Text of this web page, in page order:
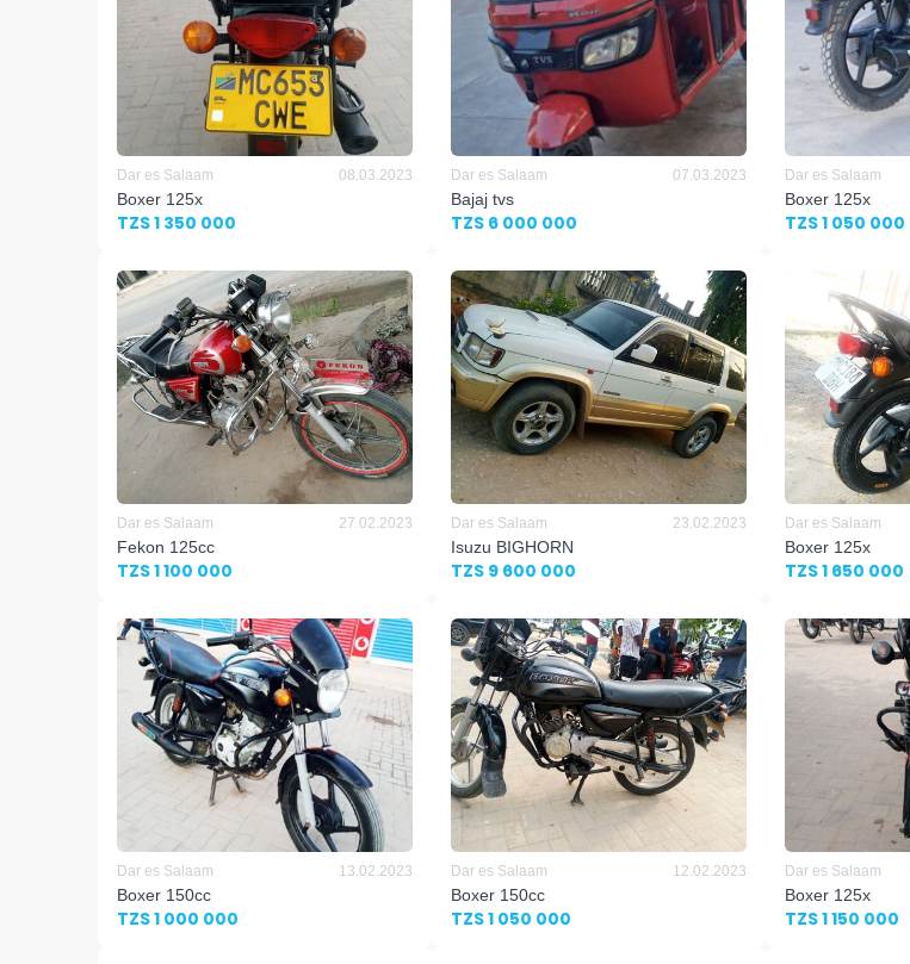
Dar es Salaam 08.03.2023
Boxer 125x
TZS 1 350 000
Dar es Salaam 07.03.2023
Bajaj tvs
TZS 6 000 000
Dar es Salaam
Boxer 125x
TZS 1 050 000
Dar es Salaam 27.02.2023
Fekon 125cc
TZS 1 100 000
Dar es Salaam 23.02.2023
Isuzu BIGHORN
TZS 9 600 000
Dar es Salaam
Boxer 125x
TZS 1 650 000
Dar es Salaam 13.02.2023
Boxer 150cc
TZS 1 000 000
Dar es Salaam 12.02.2023
Boxer 150cc
TZS 1 050 000
Dar es Salaam
Boxer 125x
TZS 1 150 000